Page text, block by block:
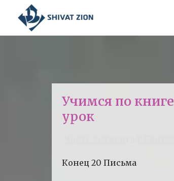
Учимся по
урок
Конец 20 Письма